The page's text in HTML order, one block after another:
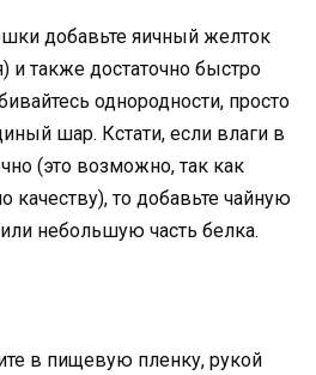
добавьте яичный желток
и также достаточно быстро
однородности, просто
шар. Кстати, если влаги в
(это возможно, так как
качеству), то добавьте чайную
небольшую часть белка.
в пищевую пленку, рукой